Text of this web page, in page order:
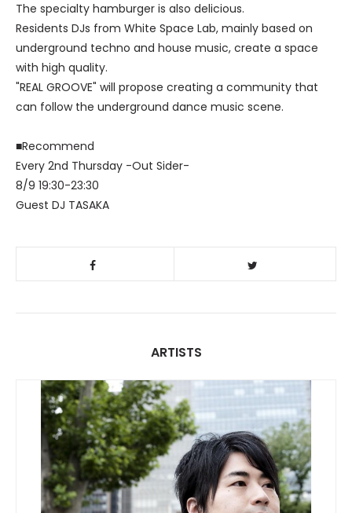
The specialty hamburger is also delicious.
Residents DJs from White Space Lab, mainly based on
underground techno and house music, create a space
with high quality.
"REAL GROOVE" will propose creating a community that
can follow the underground dance music scene.
■Recommend
Every 2nd Thursday -Out Sider-
8/9 19:30-23:30
Guest DJ TASAKA
ARTISTS